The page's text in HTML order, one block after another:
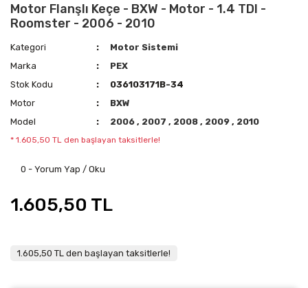
Motor Flanşlı Keçe - BXW - Motor - 1.4 TDI -
Roomster - 2006 - 2010
Kategori
Motor Sistemi
Marka
PEX
Stok Kodu
036103171B-34
Motor
BXW
Model
2006, 2007, 2008, 2009, 2010
* 1.605,50 TL den başlayan taksitlerle!
0 - Yorum Yap / Oku
1.605,50 TL
1.605,50 TL den başlayan taksitlerle!